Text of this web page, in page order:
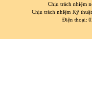
Chịu trách nhiệm
Chịu trách nhiệm Kỹ
Điện thoại: